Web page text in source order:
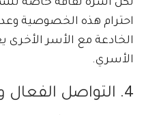
لكل أسرة ثقافة خاصة
احترام هذه الخصوصية
الخادعة مع الأسر الأخرى
الأسري.
4. التواصل الفعال ولغة الحوار